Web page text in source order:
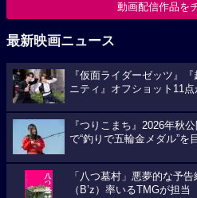
動画配信作品を
最新映画ニュース
『仮面ライダーゼッツ』
ニティ』オフショット11点
『つりこまち』2026年秋
で“釣りで五輪金メダル”を
「八つ墓村」悪夢的な予
（B’z）率いるTMGが担当